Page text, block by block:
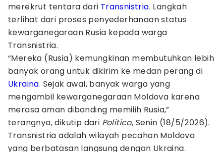
merekrut tentara dari Transnistria. Langkah
terlihat dari proses penyederhanaan status
kewarganegaraan Rusia kepada warga
Transnistria.
“Mereka (Rusia) kemungkinan membutuhkan lebih
banyak orang untuk dikirim ke medan perang di
Ukraina. Sejak awal, banyak warga yang
mengambil kewarganegaraan Moldova karena
merasa aman dibanding memilih Rusia,”
terangnya, dikutip dari Politico, Senin (18/5/2026).
Transnistria adalah wilayah pecahan Moldova
yang berbatasan langsung dengan Ukraina.